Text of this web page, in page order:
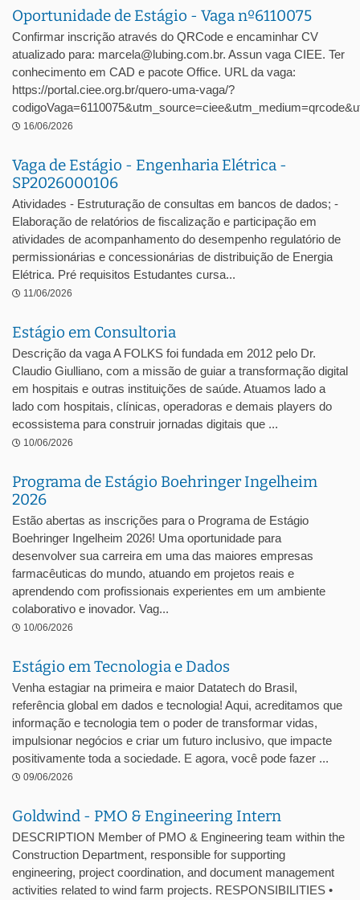
Oportunidade de Estágio - Vaga nº6110075
Confirmar inscrição através do QRCode e encaminhar CV
atualizado para: marcela@lubing.com.br. Assun vaga CIEE. Ter
conhecimento em CAD e pacote Office. URL da vaga:
https://portal.ciee.org.br/quero-uma-vaga/?
16/06/2026
Vaga de Estágio - Engenharia Elétrica -
SP2026000106
Atividades - Estruturação de consultas em bancos de dados; -
Elaboração de relatórios de fiscalização e participação em
atividades de acompanhamento do desempenho regulatório de
permissionárias e concessionárias de distribuição de Energia
Elétrica. Pré requisitos Estudantes cursa...
11/06/2026
Estágio em Consultoria
Descrição da vaga A FOLKS foi fundada em 2012 pelo Dr.
Claudio Giulliano, com a missão de guiar a transformação digital
em hospitais e outras instituições de saúde. Atuamos lado a
lado com hospitais, clínicas, operadoras e demais players do
ecossistema para construir jornadas digitais que ...
10/06/2026
Programa de Estágio Boehringer Ingelheim
2026
Estão abertas as inscrições para o Programa de Estágio
Boehringer Ingelheim 2026! Uma oportunidade para
desenvolver sua carreira em uma das maiores empresas
farmacêuticas do mundo, atuando em projetos reais e
aprendendo com profissionais experientes em um ambiente
colaborativo e inovador. Vag...
10/06/2026
Estágio em Tecnologia e Dados
Venha estagiar na primeira e maior Datatech do Brasil,
referência global em dados e tecnologia! Aqui, acreditamos que
informação e tecnologia tem o poder de transformar vidas,
impulsionar negócios e criar um futuro inclusivo, que impacte
positivamente toda a sociedade. E agora, você pode fazer ...
09/06/2026
Goldwind - PMO & Engineering Intern
DESCRIPTION Member of PMO & Engineering team within the
Construction Department, responsible for supporting
engineering, project coordination, and document management
activities related to wind farm projects. RESPONSIBILITIES •